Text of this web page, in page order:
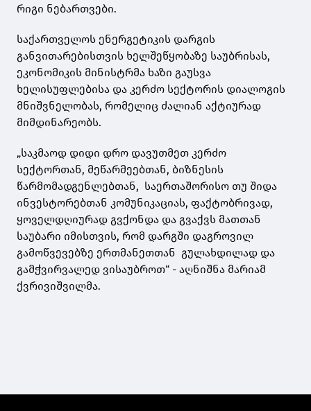
რიგი ნებართვები.
საქართველოს ენერგეტიკის დარგის
განვითარებისთვის ხელშეწყობაზე საუბრისას,
ეკონომიკის მინისტრმა ხაზი გაუსვა
ხელისუფლებისა და კერძო სექტორის დიალოგის
მნიშვნელობას, რომელიც ძალიან აქტიურად
მიმდინარეობს.
„საკმაოდ დიდი დრო დავუთმეთ კერძო
სექტორთან, მეწარმეებთან, ბიზნესის
წარმომადგენლებთან, საერთაშორისო თუ შიდა
ინვესტორებთან კომუნიკაციას, ფაქტობრივად,
ყოველდღიურად გვქონდა და გვაქვს მათთან
საუბარი იმისთვის, რომ დარგში დაგროვილ
გამოწვევებზე ერთმანეთთან გულახდილად და
გამჭვირვალედ ვისაუბროთ“ - აღნიშნა მარიამ
ქვრივიშვილმა.